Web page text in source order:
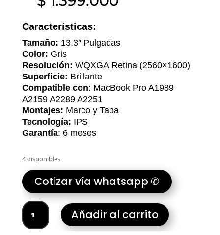
Características:
Tamaño: 13.3″Pulgadas
Color: Gris
Resolución: WQXGARetina (2560×1600)
Superficie: Brillante
Compatible con: MacBook Pro A1989
A2159 A2289 A2251
Montajes: Marco y Tapa
Tecnología: IPS
Garantía: 6 meses
4 disponibles
Cotizar vía whatsapp ✆
PANTALLA
MAC
A1989
Añadir al carrito